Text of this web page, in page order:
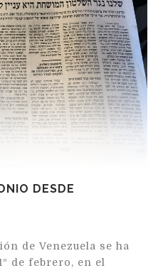
DESDE
de Venezuela se ha
de febrero, en el